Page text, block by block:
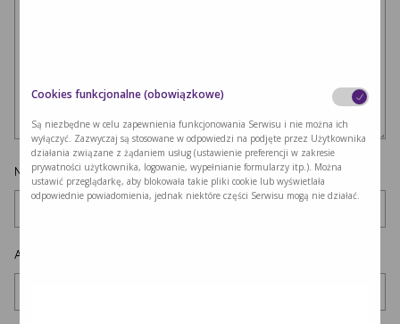
Nazwa*
Adres e-mail
Cookies funkcjonalne (obowiązkowe)
Są niezbędne w celu zapewnienia funkcjonowania Serwisu i nie można ich
wyłączyć. Zazwyczaj są stosowane w odpowiedzi na podjęte przez Użytkownika
działania związane z żądaniem usług (ustawienie preferencji w zakresie
prywatności użytkownika, logowanie, wypełnianie formularzy itp.). Można
ustawić przeglądarkę, aby blokowała takie pliki cookie lub wyświetlała
odpowiednie powiadomienia, jednak niektóre części Serwisu mogą nie działać.